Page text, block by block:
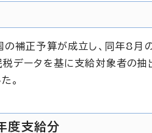
補正予算が成立し、同年8月
データを基に支給対象者の
。
支給分